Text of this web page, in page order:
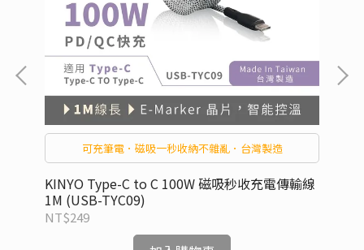
可充筆電．磁吸一秒收納不雜亂．台灣製造
KINYO Type-C to C 100W 磁吸秒收充電傳輸線
1M (USB-TYC09)
NT$249